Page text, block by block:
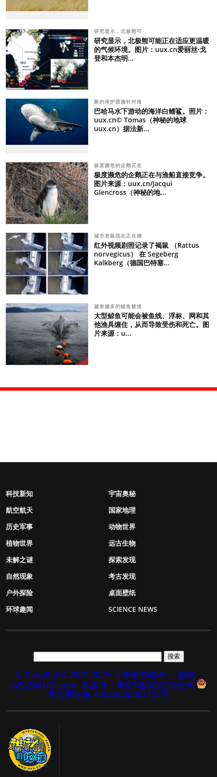
研究显示，北极熊可
研究显示，北极熊可能正在适应更温暖
的气候环境。图片：uux.cn爱丽丝·戈
登和本杰明...
新的保护措施针对海
巴哈马水下游动的海洋白鳍鲨。照片：
uux.cn© Tomas（神秘的地球
uux.cn）据法新...
极度濒危的企鹅正在
极度濒危的企鹅正在与渔船直接竞争。
图片来源：uux.cn/Jacqui
Glencross（神秘的地...
城市老鼠现在正在捕
红外视频剧照记录了褐鼠 （Rattus
norvegicus） 在 Segeberg
Kalkberg（德国巴特塞...
越来越多的鲸鱼被渔
大型鲸鱼可能会被鱼线、浮标、网和其
他渔具缠住，从而导致受伤和死亡。图
片来源：u...
科技新知
宇宙奥秘
航空航天
国家地理
历史军事
动物世界
植物世界
远古生物
未解之谜
探索发现
自然现象
考古发现
户外探险
桌面壁纸
环球趣闻
SCIENCE NEWS
© CopyRight 2007-2023 《神秘的地球》
邮箱：
yy525@163.com 备案号：粤ICP备06021002号
粤公网安备 44060502003102号